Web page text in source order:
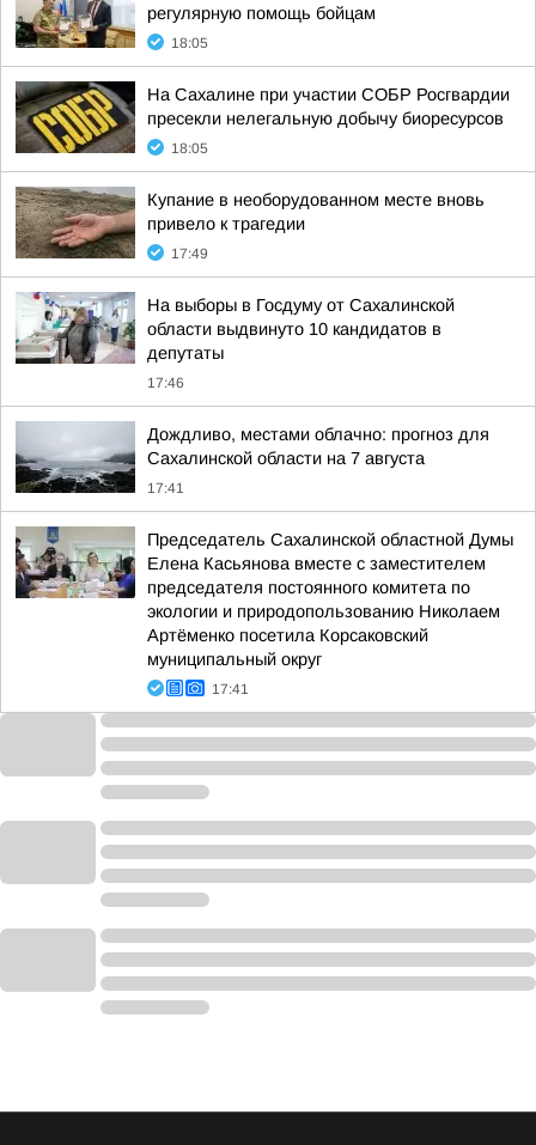
регулярную помощь бойцам
18:05
На Сахалине при участии СОБР Росгвардии
пресекли нелегальную добычу биоресурсов
18:05
Купание в необорудованном месте вновь
привело к трагедии
17:49
На выборы в Госдуму от Сахалинской
области выдвинуто 10 кандидатов в
депутаты
17:46
Дождливо, местами облачно: прогноз для
Сахалинской области на 7 августа
17:41
Председатель Сахалинской областной Думы
Елена Касьянова вместе с заместителем
председателя постоянного комитета по
экологии и природопользованию Николаем
Артёменко посетила Корсаковский
муниципальный округ
17:41